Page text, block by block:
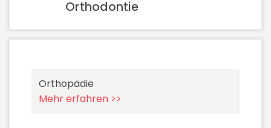
Orthodontie
Orthopädie
Mehr erfahren >>